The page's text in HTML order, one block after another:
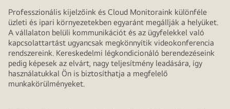
Professzionális kijelzőink és Cloud Monitoraink különféle
üzleti és ipari környezetekben egyaránt megállják a helyüket.
A vállalaton belüli kommunikációt és az ügyfelekkel való
kapcsolattartást ugyancsak megkönnyítik videokonferencia
rendszereink. Kereskedelmi légkondicionáló berendezéseink
pedig képesek az elvárt, nagy teljesítmény leadására, így
használatukkal Ön is biztosíthatja a megfelelő
munkakörülményeket.